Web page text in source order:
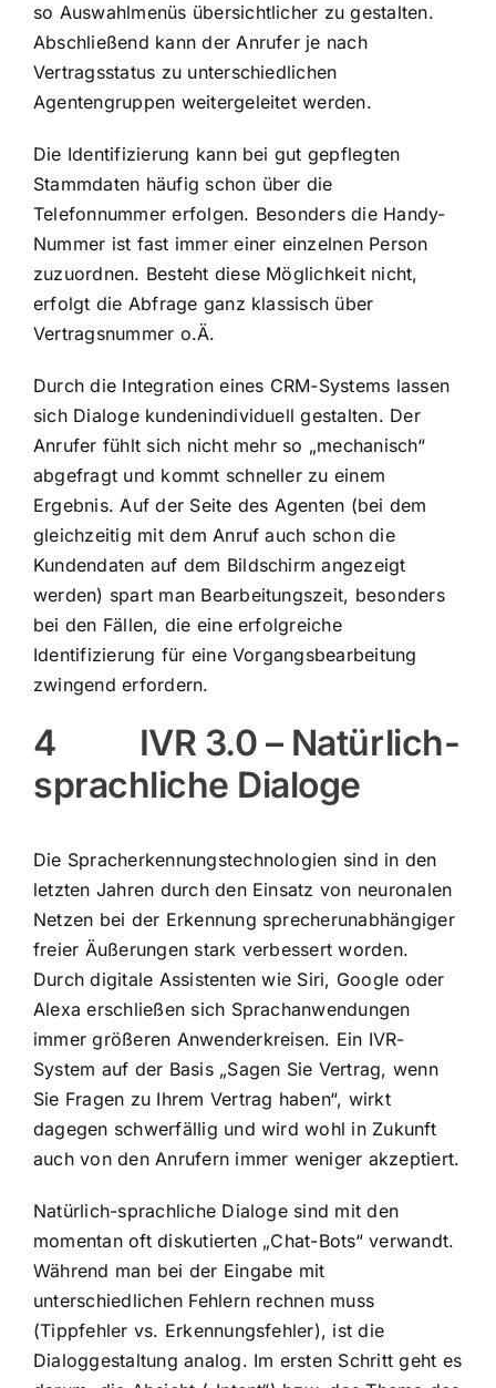
so Auswahlmenüs übersichtlicher zu gestalten.
Abschließend kann der Anrufer je nach
Vertragsstatus zu unterschiedlichen
Agentengruppen weitergeleitet werden.
Die Identifizierung kann bei gut gepflegten
Stammdaten häufig schon über die
Telefonnummer erfolgen. Besonders die Handy-
Nummer ist fast immer einer einzelnen Person
zuzuordnen. Besteht diese Möglichkeit nicht,
erfolgt die Abfrage ganz klassisch über
Vertragsnummer o.Ä.
Durch die Integration eines CRM-Systems lassen
sich Dialoge kundenindividuell gestalten. Der
Anrufer fühlt sich nicht mehr so „mechanisch“
abgefragt und kommt schneller zu einem
Ergebnis. Auf der Seite des Agenten (bei dem
gleichzeitig mit dem Anruf auch schon die
Kundendaten auf dem Bildschirm angezeigt
werden) spart man Bearbeitungszeit, besonders
bei den Fällen, die eine erfolgreiche
Identifizierung für eine Vorgangsbearbeitung
zwingend erfordern.
4 IVR 3.0 – Natürlich-
sprachliche Dialoge
Die Spracherkennungstechnologien sind in den
letzten Jahren durch den Einsatz von neuronalen
Netzen bei der Erkennung sprecherunabhängiger
freier Äußerungen stark verbessert worden.
Durch digitale Assistenten wie Siri, Google oder
Alexa erschließen sich Sprachanwendungen
immer größeren Anwenderkreisen. Ein IVR-
System auf der Basis „Sagen Sie Vertrag, wenn
Sie Fragen zu Ihrem Vertrag haben“, wirkt
dagegen schwerfällig und wird wohl in Zukunft
auch von den Anrufern immer weniger akzeptiert.
Natürlich-sprachliche Dialoge sind mit den
momentan oft diskutierten „Chat-Bots“ verwandt.
Während man bei der Eingabe mit
unterschiedlichen Fehlern rechnen muss
(Tippfehler vs. Erkennungsfehler), ist die
Dialoggestaltung analog. Im ersten Schritt geht es